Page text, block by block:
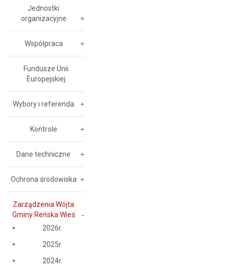
Jednostki
organizacyjne
Współpraca
Fundusze Unii
Europejskiej
Wybory i referenda
Kontrole
Dane techniczne
Ochrona środowiska
Zarządzenia Wójta
Gminy Reńska Wieś
2026r.
2025r.
2024r.